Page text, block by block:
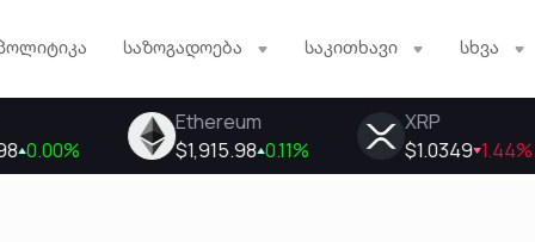
საზოგადოება საკითხავი სხვა